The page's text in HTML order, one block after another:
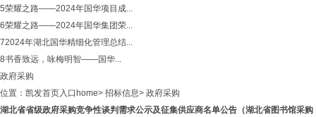
5荣耀之路——2024年国华项目成...
6荣耀之路——2024年国华集团荣...
72024年湖北国华精细化管理总结...
8书香致远，咏梅明智——国华...
政府采购
位置： 凯发首页入口home> 招标信息> 政府采购
湖北省省级政府采购竞争性谈判需求公示及征集供应商名单公告（湖北省图书馆采购